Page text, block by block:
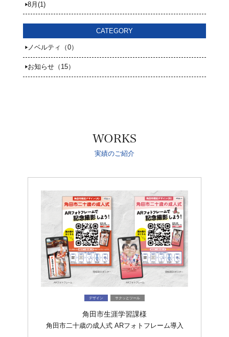
8月(1)
CATEGORY
ノベルティ（0）
お知らせ（15）
WORKS
実績のご紹介
デザイン サクッとツール
角田市生涯学習課様
角田市二十歳の成人式 ARフォトフレーム導入